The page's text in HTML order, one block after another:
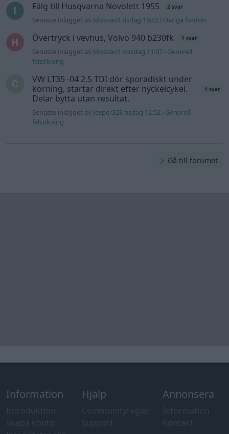
Fälg till Husqvarna Novolett 1955 2 svar
Senaste inlägget av Mossan1 tisdag 19:42 i Övriga fordon
Övertryck i vevhus, Volvo 940 b230fk 1 svar
Senaste inlägget av Mossan1 onsdag 11:07 i Generell
felsökning
VW LT35 -04 2.5 TDI dör sporadiskt under
körning, startar direkt efter nyckelcykel.
Delar bytta utan resultat.
1 svar
Senaste inlägget av Jesper328 tisdag 12:52 i Generell
felsökning
Gå till forumet
Information Hjälp Annonsera